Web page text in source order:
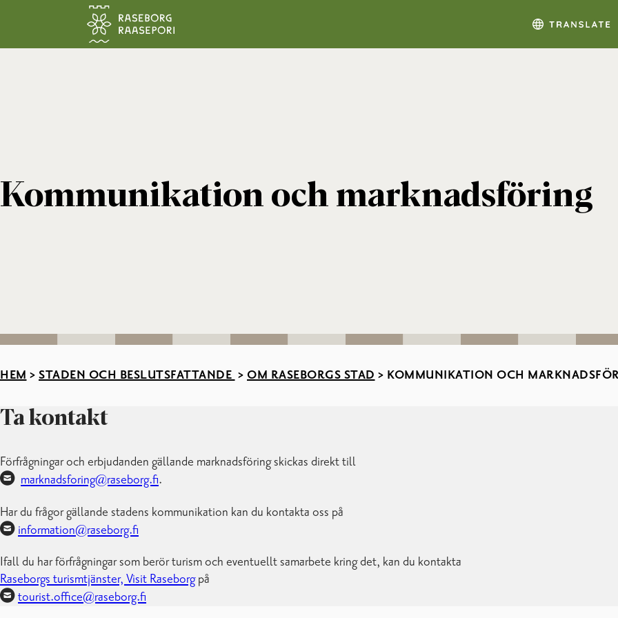
Hoppa till sidans innehåll
Kommunikation och marknadsföring
HEM > STADEN OCH BESLUTSFATTANDE > OM RASEBORGS STAD > KOMMUNIKATION OCH
Ta kontakt
Förfrågningar och erbjudanden gällande marknadsföring skickas direkt till
marknadsforing@raseborg.fi.
Har du frågor gällande stadens kommunikation kan du kontakta oss på
information@raseborg.fi
Ifall du har förfrågningar som berör turism och eventuellt samarbete kring det, kan du kontakta
Raseborgs turismtjänster, Visit Raseborgpå
tourist.office@raseborg.fi